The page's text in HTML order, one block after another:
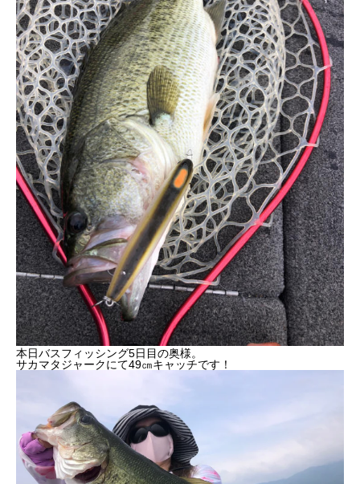
本日バスフィッシング5日目の奥様。
サカマタジャークにて49㎝キャッチです！